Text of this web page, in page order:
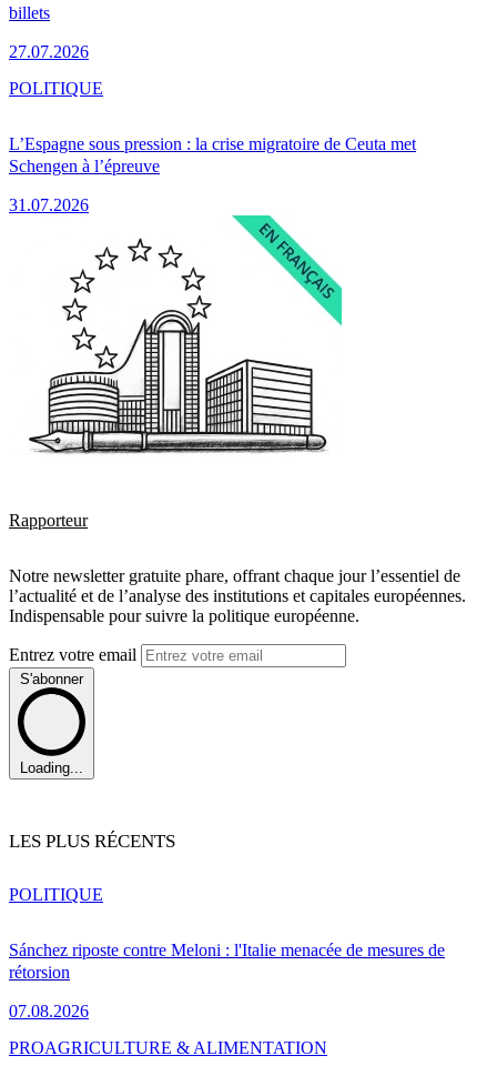
billets
27.07.2026
L’Espagne sous pression : la crise migratoire de Ceuta met
Schengen à l’épreuve
31.07.2026
POLITIQUE
Rapporteur
Notre newsletter gratuite phare, offrant chaque jour l’essentiel de
l’actualité et de l’analyse des institutions et capitales européennes.
Indispensable pour suivre la politique européenne.
Entrez votre email
S'abonner
Loading...
LES PLUS RÉCENTS
Sánchez riposte contre Meloni : l'Italie menacée de mesures de
rétorsion
07.08.2026
POLITIQUE
PROAGRICULTURE & ALIMENTATION